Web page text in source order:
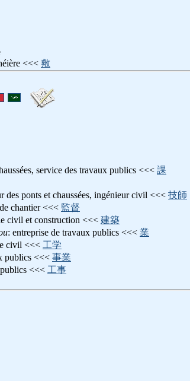
<<< 敷
service des travaux publics <<< 課
des ponts et chaussées, ingénieur civil <<< 技師
chantier <<< 監督
civil et construction <<< 建築
: entreprise de travaux publics <<< 業
civil <<< 工学
publics <<< 事業
<<< 工事